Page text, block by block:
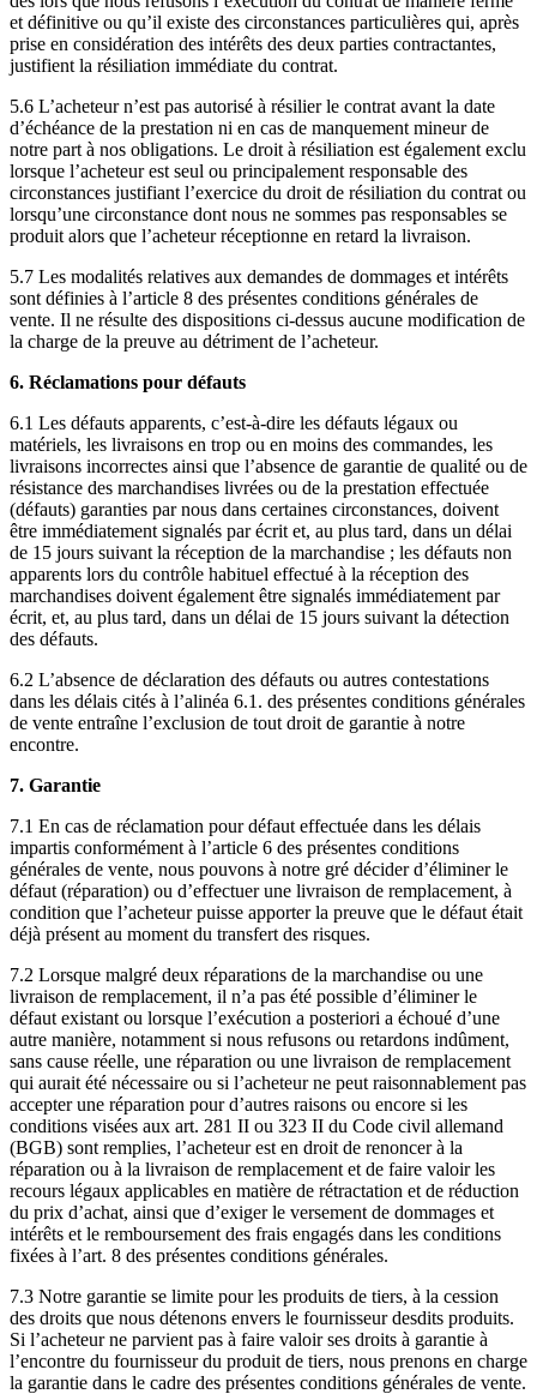
et définitive ou qu’il existe des circonstances particulières qui, après
prise en considération des intérêts des deux parties contractantes,
justifient la résiliation immédiate du contrat.
5.6 L’acheteur n’est pas autorisé à résilier le contrat avant la date
d’échéance de la prestation ni en cas de manquement mineur de
notre part à nos obligations. Le droit à résiliation est également exclu
lorsque l’acheteur est seul ou principalement responsable des
circonstances justifiant l’exercice du droit de résiliation du contrat ou
lorsqu’une circonstance dont nous ne sommes pas responsables se
produit alors que l’acheteur réceptionne en retard la livraison.
5.7 Les modalités relatives aux demandes de dommages et intérêts
sont définies à l’article 8 des présentes conditions générales de
vente. Il ne résulte des dispositions ci-dessus aucune modification de
la charge de la preuve au détriment de l’acheteur.
6. Réclamations pour défauts
6.1 Les défauts apparents, c’est-à-dire les défauts légaux ou
matériels, les livraisons en trop ou en moins des commandes, les
livraisons incorrectes ainsi que l’absence de garantie de qualité ou de
résistance des marchandises livrées ou de la prestation effectuée
(défauts) garanties par nous dans certaines circonstances, doivent
être immédiatement signalés par écrit et, au plus tard, dans un délai
de 15 jours suivant la réception de la marchandise ; les défauts non
apparents lors du contrôle habituel effectué à la réception des
marchandises doivent également être signalés immédiatement par
écrit, et, au plus tard, dans un délai de 15 jours suivant la détection
des défauts.
6.2 L’absence de déclaration des défauts ou autres contestations
dans les délais cités à l’alinéa 6.1. des présentes conditions générales
de vente entraîne l’exclusion de tout droit de garantie à notre
encontre.
7. Garantie
7.1 En cas de réclamation pour défaut effectuée dans les délais
impartis conformément à l’article 6 des présentes conditions
générales de vente, nous pouvons à notre gré décider d’éliminer le
défaut (réparation) ou d’effectuer une livraison de remplacement, à
condition que l’acheteur puisse apporter la preuve que le défaut était
déjà présent au moment du transfert des risques.
7.2 Lorsque malgré deux réparations de la marchandise ou une
livraison de remplacement, il n’a pas été possible d’éliminer le
défaut existant ou lorsque l’exécution a posteriori a échoué d’une
autre manière, notamment si nous refusons ou retardons indûment,
sans cause réelle, une réparation ou une livraison de remplacement
qui aurait été nécessaire ou si l’acheteur ne peut raisonnablement pas
accepter une réparation pour d’autres raisons ou encore si les
conditions visées aux art. 281 II ou 323 II du Code civil allemand
(BGB) sont remplies, l’acheteur est en droit de renoncer à la
réparation ou à la livraison de remplacement et de faire valoir les
recours légaux applicables en matière de rétractation et de réduction
du prix d’achat, ainsi que d’exiger le versement de dommages et
intérêts et le remboursement des frais engagés dans les conditions
fixées à l’art. 8 des présentes conditions générales.
7.3 Notre garantie se limite pour les produits de tiers, à la cession
des droits que nous détenons envers le fournisseur desdits produits.
Si l’acheteur ne parvient pas à faire valoir ses droits à garantie à
l’encontre du fournisseur du produit de tiers, nous prenons en charge
la garantie dans le cadre des présentes conditions générales de vente.